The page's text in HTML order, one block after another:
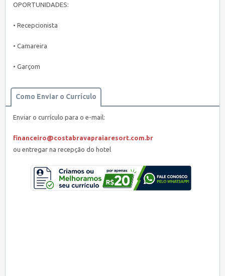
OPORTUNIDADES:
• Recepcionista
• Camareira
• Garçom
Como Enviar o Currículo
Enviar o currículo para o e-mail:
financeiro@costabravapraiaresort.com.br
ou entregar na recepção do hotel